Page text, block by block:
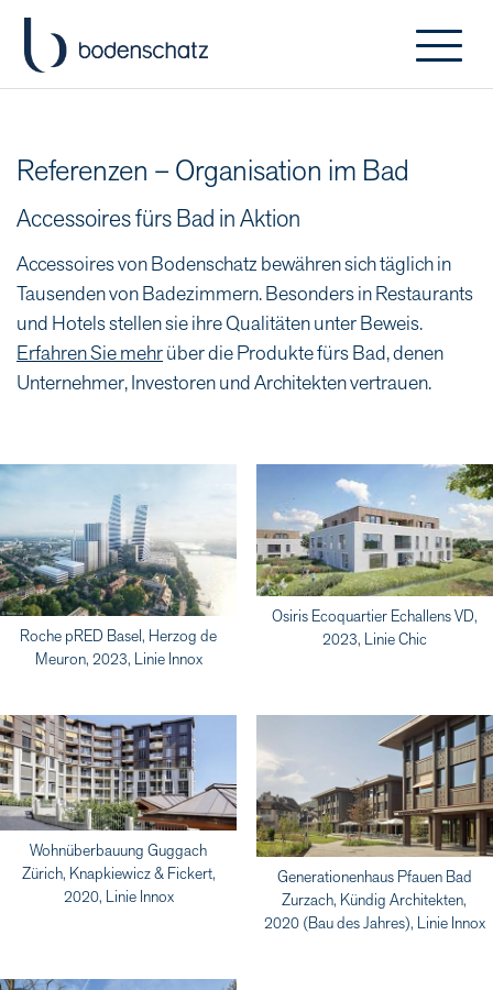
Referenzen – Organisation im Bad
Accessoires fürs Bad in Aktion
Accessoires von Bodenschatz bewähren sich täglich in
Tausenden von Badezimmern. Besonders in Restaurants
und Hotels stellen sie ihre Qualitäten unter Beweis.
Erfahren Sie mehrüber die Produkte fürs Bad, denen
Unternehmer, Investoren und Architekten vertrauen.
Roche pRED Basel, Herzog de
Meuron, 2023, Linie Innox
Osiris Ecoquartier Echallens VD,
2023, Linie Chic
Wohnüberbauung Guggach
Zürich, Knapkiewicz & Fickert,
2020, Linie Innox
Generationenhaus Pfauen Bad
Zurzach, Kündig Architekten,
2020 (Bau des Jahres), Linie Innox